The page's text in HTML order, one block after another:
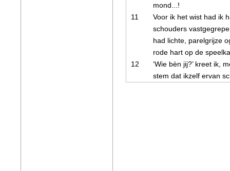
mond...!
11
Voor ik het wist had ik
schouders
had lichte, parelgrijze
rode hart op de
12
‘Wie bèn jij?’ kreet ik,
stem dat ikzelf ervan